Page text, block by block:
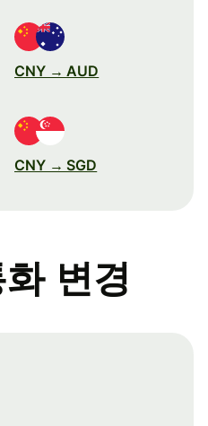
CNY → AUD
CNY → SGD
변경